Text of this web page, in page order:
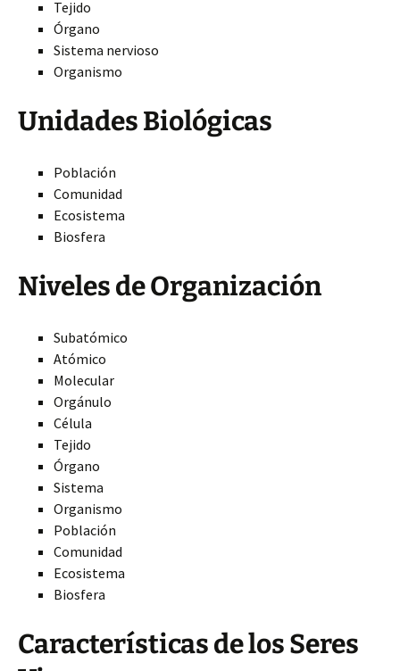
Tejido
Órgano
Sistema nervioso
Organismo
Unidades Biológicas
Población
Comunidad
Ecosistema
Biosfera
Niveles de Organización
Subatómico
Atómico
Molecular
Orgánulo
Célula
Tejido
Órgano
Sistema
Organismo
Población
Comunidad
Ecosistema
Biosfera
Características de los Seres